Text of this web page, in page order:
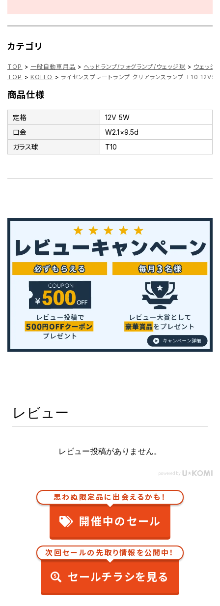
カテゴリ
TOP > 一般自動車用品 > ヘッドランプ/フォグランプ/ウェッジ球 > ウェッジ
TOP > KOITO > ライセンスプレートランプ クリアランスランプ T10
商品仕様
定格
12V 5W
口金
W2.1×9.5d
ガラス球
T10
レビュー
レビュー投稿がありません。
思わぬ限定品に出会えるかも！
開催中のセール
次回セールの先取り情報を公開中！
セールチラシを見る